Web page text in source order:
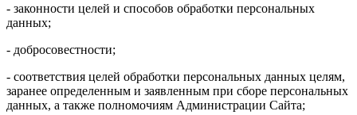
- законности целей и способов обработки персональных
данных;
- добросовестности;
- соответствия целей обработки персональных данных целям,
заранее определенным и заявленным при сборе персональных
данных, а также полномочиям Администрации Сайта;